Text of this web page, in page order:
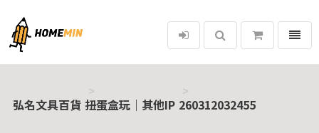
弘名文具百貨
選單
弘名文具百貨 扭蛋盒玩｜其他IP 260312032455